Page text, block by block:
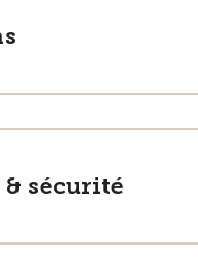
sécurité